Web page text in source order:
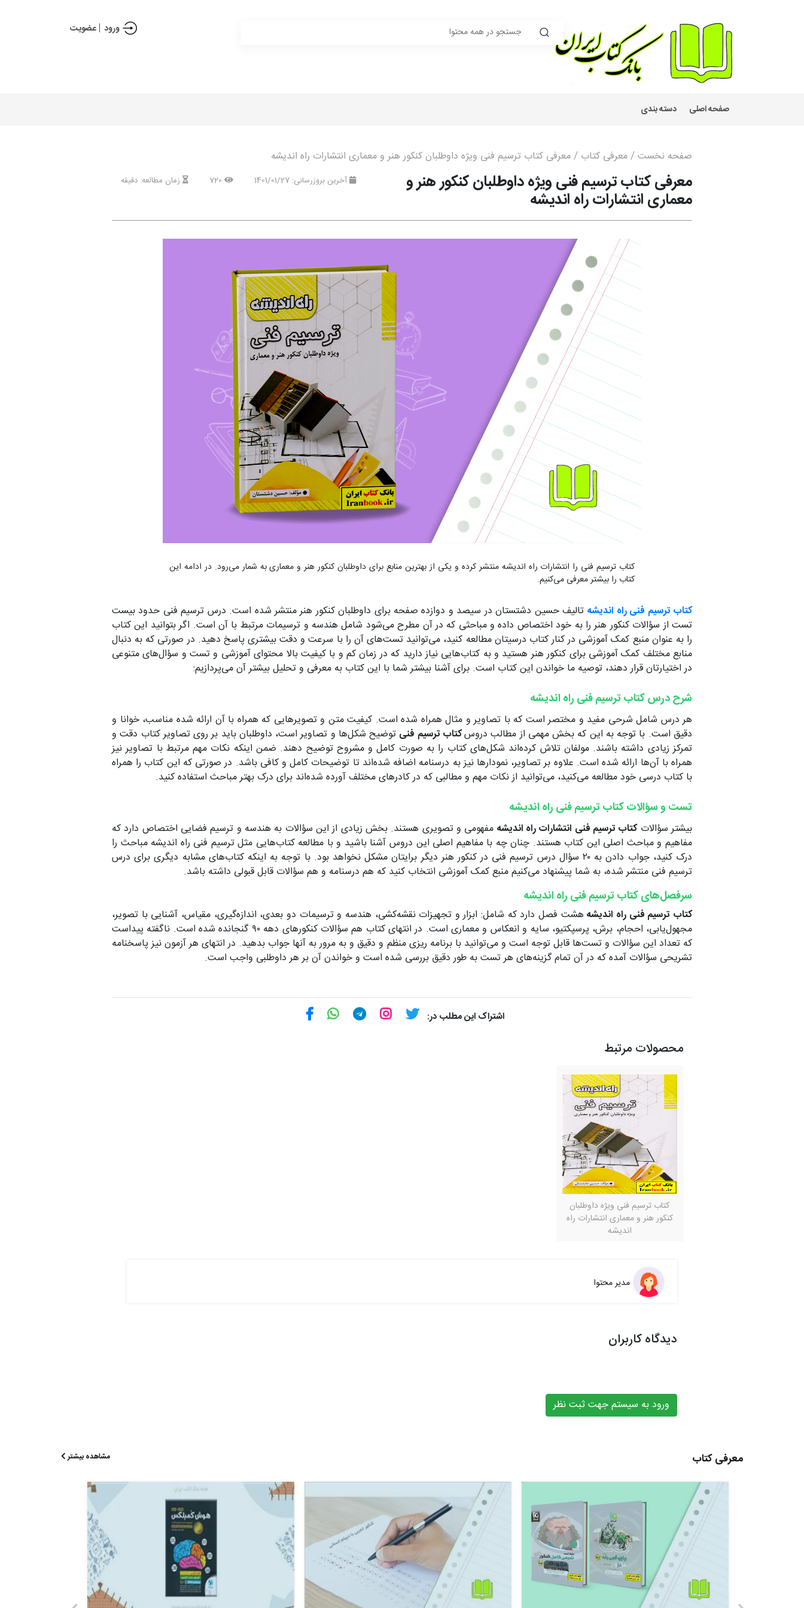
ورود عضویت
صفحه اصلی دسته بندی
صفحه نخست/معرفی کتاب / معرفی کتاب ترسیم فنی ویژه داوطلبان کنکور هنر و معماری انتشارات راه اندیشه
معرفی کتاب ترسیم فنی ویژه داوطلبان کنکور هنر و
معماری انتشارات راه اندیشه
آخرین بروزرسانی: 1401/01/27 زمان مطالعه: دقیقه
کتاب ترسیم فنی را انتشارات راه اندیشه منتشر کرده و یکی از بهترین منابع برای داوطلبان کنکور هنر و معماری به شمار می‌رود. در ادامه این
کتاب را بیشتر معرفی می‌کنیم.
کتاب ترسیم فنی راه اندیشه تالیف حسین دشتستان در سیصد و دوازده صفحه برای داوطلبان کنکور هنر منتشر شده است. درس ترسیم فنی حدود بیست
تست از سؤالات کنکور هنر را به خود اختصاص داده و مباحثی که در آن مطرح می‌شود شامل هندسه و ترسیمات مرتبط با آن است. اگر بتوانید این کتاب
را به عنوان منبع کمک آموزشی در کنار کتاب درسیتان مطالعه کنید، می‌توانید تست‌های آن را با سرعت و دقت بیشتری پاسخ دهید. در صورتی که به دنبال
منابع مختلف کمک آموزشی برای کنکور هنر هستید و به کتاب‌هایی نیاز دارید که در زمان کم و با کیفیت بالا محتوای آموزشی و تست و سؤال‌های متنوعی
در اختیارتان قرار دهند، توصیه ما خواندن این کتاب است. برای آشنا بیشتر شما با این کتاب به معرفی و تحلیل بیشتر آن می‌پردازیم:
شرح درس کتاب ترسیم فنی راه اندیشه
هر درس شامل شرحی مفید و مختصر است که با تصاویر و مثال همراه شده است. کیفیت متن و تصویرهایی که همراه با آن ارائه شده مناسب، خوانا و
دقیق است. با توجه به این که بخش مهمی از مطالب دروسکتاب ترسیم فنی توضیح شکل‌ها و تصاویر است، داوطلبان باید بر روی تصاویر کتاب دقت و
تمرکز زیادی داشته باشند. مولفان تلاش کرده‌اند شکل‌های کتاب را به صورت کامل و مشروح توضیح دهند. ضمن اینکه نکات مهم مرتبط با تصاویر نیز
همراه با آن‌ها ارائه شده است. علاوه بر تصاویر، نمودارها نیز به درسنامه اضافه شده‌اند تا توضیحات کامل و کافی باشد. در صورتی که این کتاب را همراه
با کتاب درسی خود مطالعه می‌کنید، می‌توانید از نکات مهم و مطالبی که در کادرهای مختلف آورده شده‌اند برای درک بهتر مباحث استفاده کنید.
تست و سؤالات کتاب ترسیم فنی راه اندیشه
بیشتر سؤالاتکتاب ترسیم فنی انتشارات راه اندیشه مفهومی و تصویری هستند. بخش زیادی از این سؤالات به هندسه و ترسیم فضایی اختصاص دارد که
مفاهیم و مباحث اصلی این کتاب هستند. چنان چه با مفاهیم اصلی این دروس آشنا باشید و با مطالعه کتاب‌هایی مثل ترسیم فنی راه اندیشه مباحث را
درک کنید، جواب دادن به ۲۰ سؤال درس ترسیم فنی در کنکور هنر دیگر برایتان مشکل نخواهد بود. با توجه به اینکه کتاب‌های مشابه دیگری برای درس
ترسیم فنی منتشر شده، به شما پیشنهاد می‌کنیم منبع کمک آموزشی انتخاب کنید که هم درسنامه و هم سؤالات قابل قبولی داشته باشد.
سرفصل‌های کتاب ترسیم فنی راه اندیشه
کتاب ترسیم فنی راه اندیشه هشت فصل دارد که شامل: ابزار و تجهیزات نقشه‌کشی، هندسه و ترسیمات دو بعدی، اندازه‌گیری، مقیاس، آشنایی با تصویر،
مجهول‌یابی، احجام، برش، پرسپکتیو، سایه و انعکاس و معماری است. در انتهای کتاب هم سؤالات کنکورهای دهه ۹۰ گنجانده شده است. ناگفته پیداست
که تعداد این سؤالات و تست‌ها قابل توجه است و می‌توانید با برنامه ریزی منظم و دقیق و به مرور به آنها جواب بدهید. در انتهای هر آزمون نیز پاسخنامه
تشریحی سؤالات آمده که در آن تمام گزینه‌های هر تست به طور دقیق بررسی شده است و خواندن آن بر هر داوطلبی واجب است.
اشتراک این مطلب در:
محصولات مرتبط
کتاب ترسیم فنی ویژه داوطلبان
کنکور هنر و معماری انتشارات راه
اندیشه
مدیر محتوا
دیدگاه کاربران
ورود به سیستم جهت ثبت نظر
معرفی کتاب مشاهده بیشتر